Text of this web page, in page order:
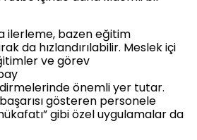
ilerleme, bazen eğitim
da hızlandırılabilir. Meslek içi
ve görev
önemli yer tutar.
gösteren personele
gibi özel uygulamalar da